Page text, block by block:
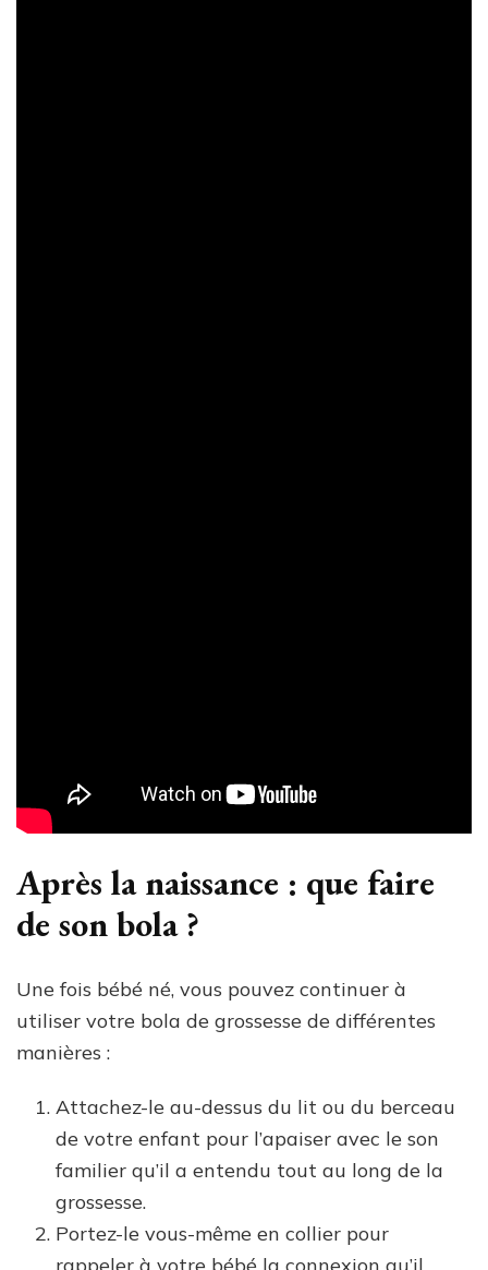
Après la naissance : que faire
de son bola ?
Une fois bébé né, vous pouvez continuer à
utiliser votre bola de grossesse de différentes
manières :
Attachez-le au-dessus du lit ou du berceau
de votre enfant pour l’apaiser avec le son
familier qu’il a entendu tout au long de la
grossesse.
Portez-le vous-même en collier pour